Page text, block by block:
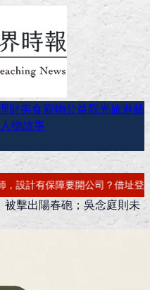
財美食寵物公益觀光旅遊藝
人物故事
設立・工商登記一次辦好記帳報
擊出陽春砲；吳念庭則未